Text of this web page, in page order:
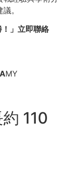
。
！」立即聯絡
MY
110